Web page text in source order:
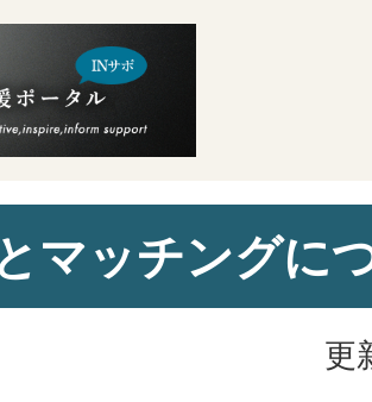
マッチングに
更